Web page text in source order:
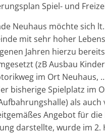
Spiel- und
Neuhaus möchte sich
mit sehr hoher
Jahren hierzu
(zB Ausbau
im Ort Neuhaus,
bisherige Spielplatz im
als
Angebot für
darstellte, wurde im